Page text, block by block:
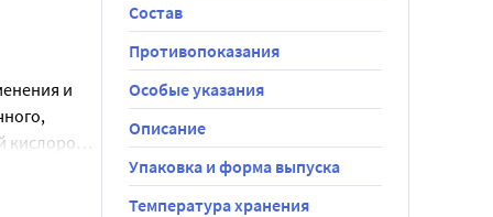
с
его
и
кислород,
Состав
Противопоказания
Особые указания
Описание
Упаковка и форма выпуска
Температура хранения